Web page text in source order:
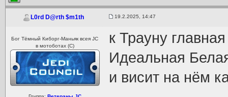
L0rd D@rth $m1th 19.2.2025, 14:47
Бог Тёмный Киборг-Маньяк всея JC
в мотоботах (С)
к Трауну
Идеальная
и висит на нём